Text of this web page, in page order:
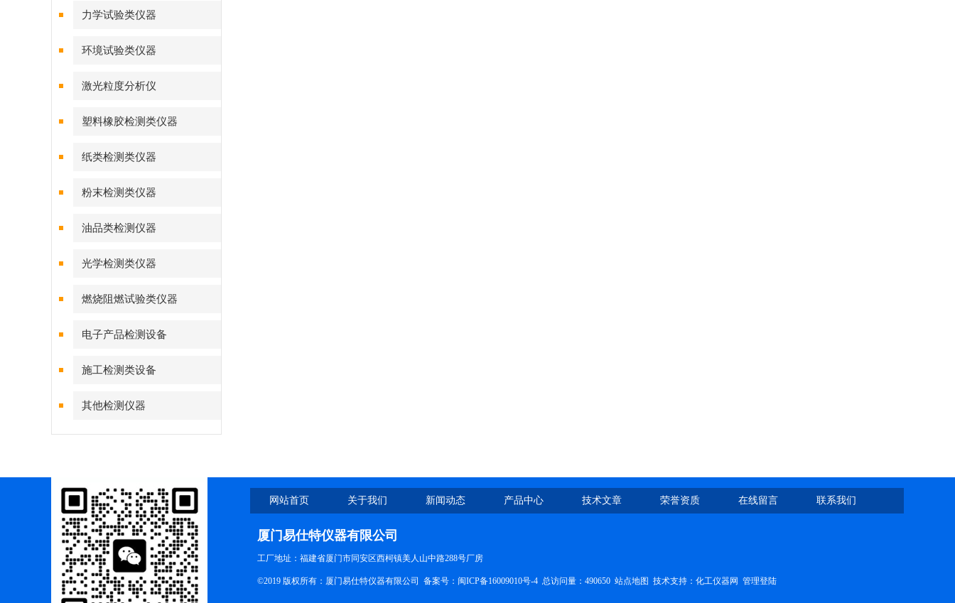
力学试验类仪器
环境试验类仪器
激光粒度分析仪
塑料橡胶检测类仪器
纸类检测类仪器
粉末检测类仪器
油品类检测仪器
光学检测类仪器
燃烧阻燃试验类仪器
电子产品检测设备
施工检测类设备
其他检测仪器
网站首页 关于我们 新闻动态 产品中心 技术文章 荣誉资质 在线留言 联系我们
厦门易仕特仪器有限公司
工厂地址：福建省厦门市同安区西柯镇美人山中路288号厂房
©2019 版权所有：厦门易仕特仪器有限公司 备案号： 闽ICP备16009010号-4 总访问量：490650 站点地图 技术支持： 化工仪器网 管理登陆